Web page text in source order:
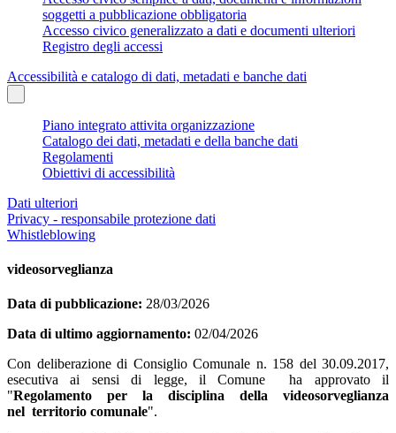
soggetti a pubblicazione obbligatoria
Accesso civico generalizzato a dati e documenti ulteriori
Registro degli accessi
Accessibilità e catalogo di dati, metadati e banche dati
Piano integrato attivita organizzazione
Catalogo dei dati, metadati e della banche dati
Regolamenti
Obiettivi di accessibilità
Dati ulteriori
Privacy - responsabile protezione dati
Whistleblowing
videosorveglianza
Data di pubblicazione: 28/03/2026
Data di ultimo aggiornamento: 02/04/2026
Con deliberazione di Consiglio Comunale n. 158 del 30.09.2017,
esecutiva ai sensi di legge, il Comune ha approvato il
"Regolamento per la disciplina della videosorveglianza
nel territorio comunale".